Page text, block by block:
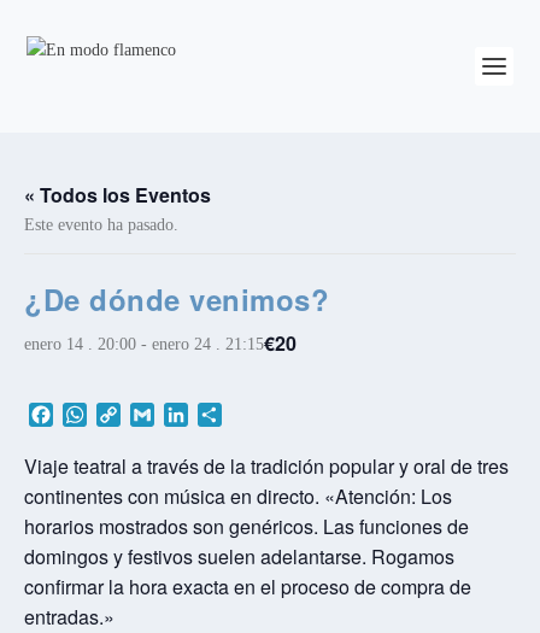
« Todos los Eventos
Este evento ha pasado.
¿De dónde venimos?
enero 14 . 20:00 - enero 24 . 21:15€20
F
c
e
b
o
o
k
W
a
t
s
A
p
p
C
p
y
L
i
n
k
G
a
i
l
L
n
k
e
d
I
n
m
p
a
r
t
i
Viaje teatral a través de la tradición popular y oral de tres
continentes con música en directo. «Atención: Los
horarios mostrados son genéricos. Las funciones de
domingos y festivos suelen adelantarse. Rogamos
confirmar la hora exacta en el proceso de compra de
entradas.»